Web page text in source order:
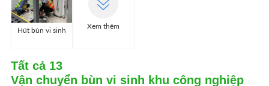
Hút bùn vi sinh Xem thêm
Tất cả 13
Vận chuyển bùn vi sinh khu công nghiệp